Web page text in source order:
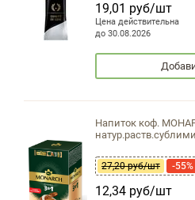
19,01 руб/шт
Цена действительна
до 30.08.2026
Напиток коф.
27,20 руб/шт -55%
12,34 руб/шт